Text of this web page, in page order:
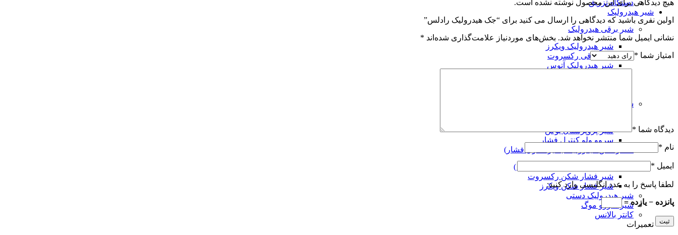
دستگاه تزریق
شیر هیدرولیک
شیر برقی هیدرولیک
شیر هیدرولیک ویکرز
شیر برقی رکسروت
شیر هیدرولیک آتوس
شیر پروپرشنال
شیر پروپرشنال یوکن
سروو ولو کنترل فشار
فشارشکن هیدرولیک (شیر کنترل فشار)
شير کاهنده فشار ( ردیوسینگ )
شیر فشار شکن رکسروت
شیر فشار شکن ویکرز
شیر هیدرولیک دستی
شیر سروو موگ
کانتر بالانس
تعمیرات
هیچ دیدگاهی برای این محصول نوشته نشده است.
اولین نفری باشید که دیدگاهی را ارسال می کنید برای “جک هیدرولیک رادلس”
نشانی ایمیل شما منتشر نخواهد شد. بخش‌های موردنیاز علامت‌گذاری شده‌اند *
امتیاز شما *
دیدگاه شما *
نام *
ایمیل *
لطفا پاسخ را به عدد انگلیسی وارد کنید:
پانزده − یازده =